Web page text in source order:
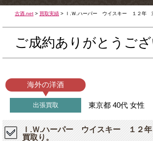
古酒.net > 買取実績 > Ｉ.Ｗ.ハーパー ウイスキー １２年
ご成約ありがとうござ
海外の洋酒
出張買取 東京都 40代 女性
Ｉ.Ｗ.ハーパー ウイスキー １２
買取り。